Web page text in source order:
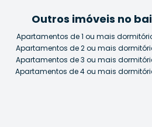
Outros imóveis no
Apartamentos de 1 ou mais
Apartamentos de 2 ou mais
Apartamentos de 3 ou mais
Apartamentos de 4 ou mais